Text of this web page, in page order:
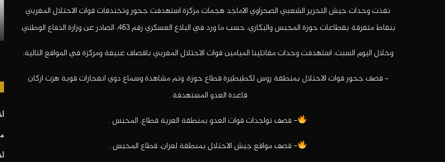
نفذت وحدات جيش التحرير الشعبي الصحراوي الاماجد هجمات مركزة استهدفت جحور وتخندقات قوات الاحتلال المغربي
بنقاط متفرقة بقطاعات حوزة المحبس والبكاري، حسب ما ورد في البلاغ العسكري رقم 463، الصادر عن وزارة الدفاع الوطني.
وخلال اليوم السبت، استهدفت وحدات مقاتلينا الميامين قوات الاحتلال المغربي باقصاف عنيفة ومركزة في المواقع التالية:
– قصف جحور قوات الاحتلال بمنطقة روس لكطيطيرة قطاع حوزة، وتم مشاهدة وسماع دوي انفجارات قوية هزت اركان
قاعدة العدو المستهدفة .
- قصف تواجدات قوات العدو بمنطقة العرية قطاع، المحبس .
- قصف مواقع جيش الاحتلال بمنطقة لعران، قطاع المحبس .